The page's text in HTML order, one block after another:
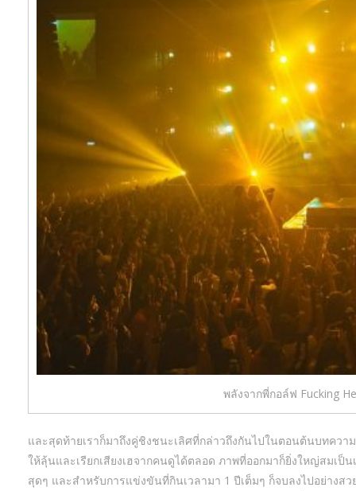
พลังจากพี่กอล์ฟ Fucking
และสุดท้ายเราก็มาถึงคู่ชิงชนะเลิศที่กล่าวถึงกันไปในตอนต้นบทคว
ให้ลุ้นและเรียกเสียงเฮจากคนดูได้ตลอด ภาพที่ออกมาก็ยิ่งใหญ่สมเ
สุดๆ และสำหรับการแข่งขันที่กินเวลามา 1 ปีเต็มๆ ก็จบลงไปอย่าง